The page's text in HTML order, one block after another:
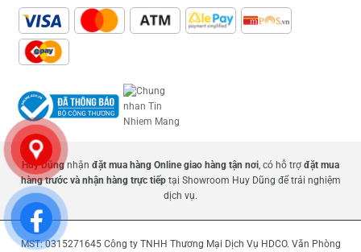
Huy Dũngnhận đặt mua hàng Online giao hàng tận nơi, có hỗ trợ đặt mua
hàng trước và nhận hàng trực tiếptại Showroom Huy Dũng để trải nghiệm
dịch vụ.
MST: 0315271645 Công ty TNHH Thương Mại Dịch Vụ HDCO. Văn Phòng